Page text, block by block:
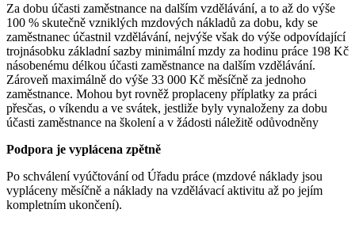
Za dobu účasti zaměstnance na dalším vzdělávání, a to až do výše
100 % skutečně vzniklých mzdových nákladů za dobu, kdy se
zaměstnanec účastnil vzdělávání, nejvýše však do výše odpovídající
trojnásobku základní sazby minimální mzdy za hodinu práce 198 Kč
násobenému délkou účasti zaměstnance na dalším vzdělávání.
Zároveň maximálně do výše 33 000 Kč měsíčně za jednoho
zaměstnance. Mohou byt rovněž proplaceny příplatky za práci
přesčas, o víkendu a ve svátek, jestliže byly vynaloženy za dobu
účasti zaměstnance na školení a v žádosti náležitě odůvodněny
Podpora je vyplácena zpětně
Po schválení vyúčtování od Úřadu práce (mzdové náklady jsou
vypláceny měsíčně a náklady na vzdělávací aktivitu až po jejím
kompletním ukončení).